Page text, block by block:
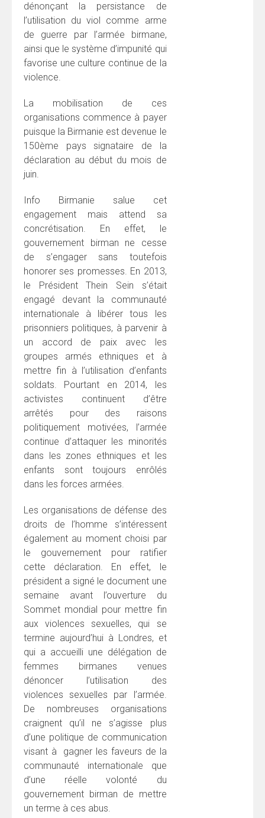
dénonçant la persistance de
l’utilisation du viol comme arme
de guerre par l’armée birmane,
ainsi que le système d’impunité qui
favorise une culture continue de la
violence.
La mobilisation de ces
organisations commence à payer
puisque la Birmanie est devenue le
150ème pays signataire de la
déclaration au début du mois de
juin.
Info Birmanie salue cet
engagement mais attend sa
concrétisation. En effet, le
gouvernement birman ne cesse
de s’engager sans toutefois
honorer ses promesses. En 2013,
le Président Thein Sein s’était
engagé devant la communauté
internationale à libérer tous les
prisonniers politiques, à parvenir à
un accord de paix avec les
groupes armés ethniques et à
mettre fin à l’utilisation d’enfants
soldats. Pourtant en 2014, les
activistes continuent d’être
arrêtés pour des raisons
politiquement motivées, l’armée
continue d’attaquer les minorités
dans les zones ethniques et les
enfants sont toujours enrôlés
dans les forces armées.
Les organisations de défense des
droits de l’homme s’intéressent
également au moment choisi par
le gouvernement pour ratifier
cette déclaration. En effet, le
président a signé le document une
semaine avant l’ouverture du
Sommet mondial pour mettre fin
aux violences sexuelles, qui se
termine aujourd’hui à Londres, et
qui a accueilli une délégation de
femmes birmanes venues
dénoncer l’utilisation des
violences sexuelles par l’armée.
De nombreuses organisations
craignent qu’il ne s’agisse plus
d’une politique de communication
visant à gagner les faveurs de la
communauté internationale que
d’une réelle volonté du
gouvernement birman de mettre
un terme à ces abus.